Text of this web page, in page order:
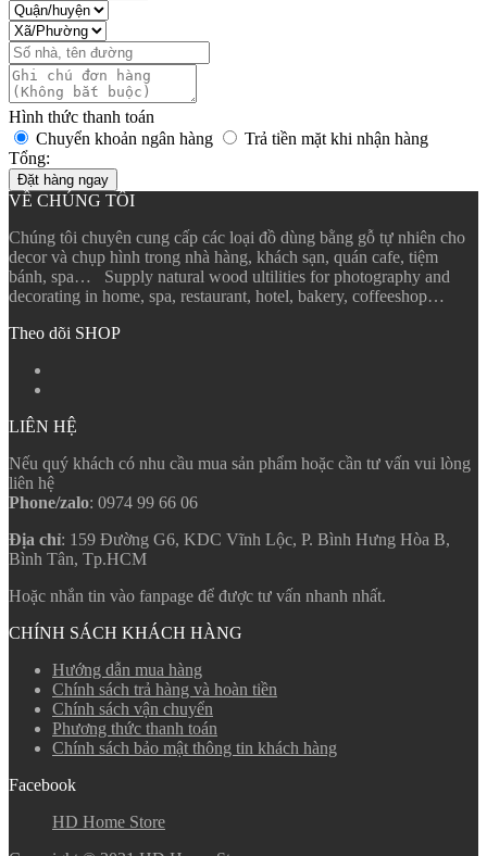
Hình thức thanh toán
Chuyển khoản ngân hàng
Trả tiền mặt khi nhận hàng
Tổng:
Đặt hàng ngay
VỀ CHÚNG TÔI
Chúng tôi chuyên cung cấp các loại đồ dùng bằng gỗ tự nhiên cho
decor và chụp hình trong nhà hàng, khách sạn, quán cafe, tiệm
bánh, spa… Supply natural wood ultilities for photography and
decorating in home, spa, restaurant, hotel, bakery, coffeeshop…
Theo dõi SHOP
LIÊN HỆ
Nếu quý khách có nhu cầu mua sản phẩm hoặc cần tư vấn vui lòng
liên hệ
Phone/zalo: 0974 99 66 06
Địa chỉ: 159 Đường G6, KDC Vĩnh Lộc, P. Bình Hưng Hòa B,
Bình Tân, Tp.HCM
Hoặc nhắn tin vào fanpage để được tư vấn nhanh nhất.
CHÍNH SÁCH KHÁCH HÀNG
Hướng dẫn mua hàng
Chính sách trả hàng và hoàn tiền
Chính sách vận chuyển
Phương thức thanh toán
Chính sách bảo mật thông tin khách hàng
Facebook
HD Home Store